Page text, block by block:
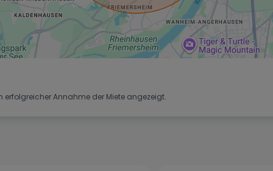
erfolgreicher Annahme der Miete angezeigt.